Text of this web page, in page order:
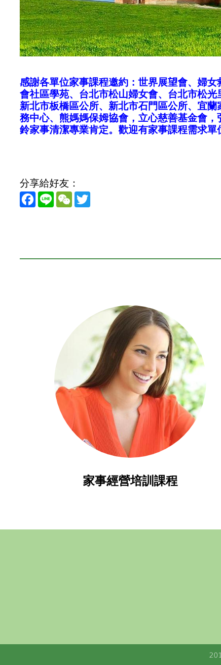
感謝各單位家事課程邀約：世界展望會、婦
會社區學苑、台北市松山婦女會、台北市松
新北市板橋區公所、新北市石門區公所、宜
務中心、熊媽媽保姆協會，立心慈善基金會
鈴家事清潔專業肯定。歡迎有家事課程需
分享給好友：
Facebook
Line WeChat
家事經營培訓課程